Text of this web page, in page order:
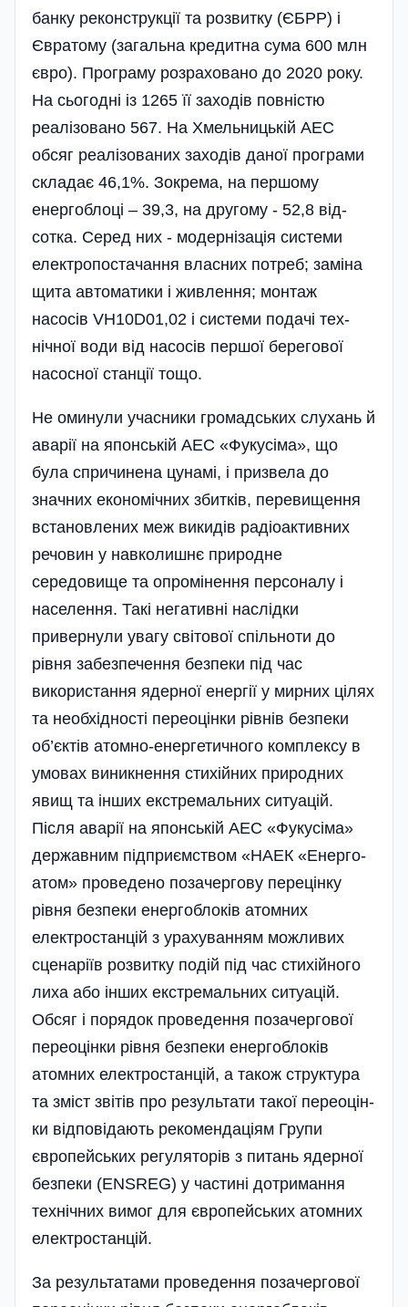
банку реконструкції та розвитку (ЄБРР) і
Євратому (загальна кредитна сума 600 млн
євро). Програму розраховано до 2020 року.
На сьогодні із 1265 її заходів повністю
реалізовано 567. На Хме­ль­ницькій АЕС
обсяг реалізованих заходів даної програми
складає 46,1%. Зокрема, на першому
енерго­блоці – 39,3, на другому - 52,8 від­
сотка. Серед них - модернізація системи
електропостачання власних потреб; заміна
щита автоматики і живлення; монтаж
насосів VH10D01,02 і системи подачі тех­
нічної води від насосів першої берегової
насосної станції тощо.
Не оминули учасники громадських слухань й
аварії на японській АЕС «Фукусіма», що
була спричинена цунамі, і призвела до
значних економічних збитків, перевищення
встановлених меж викидів радіоактивних
речовин у навколишнє природне
середовище та опромінення персоналу i
населення. Такі негатив­ні наслідки
привернули увагу світової спільноти до
рівня забезпечення безпеки під час
використання ядерної енергії у мирних цілях
та необхідності переоцінки рівнів безпеки
об’єктів атомно-енергетичного комплексу в
умовах виникнення стихійних природних
явищ та інших екстремальних ситуа­цій.
Після аварії на японській АЕС «Фукусіма»
державним під­при­єм­ством «НАЕК «Енер­го­
атом» проведено позачергову пере­цінку
рівня безпеки енерго­блоків атомних
електро­станцій з урахуванням можливих
сценаріїв розвитку подій під час стихійного
лиха або інших екстремальних ситуацій.
Обсяг i порядок проведення позачергової
переоцінки рівня безпеки енерго­блоків
атомних електро­станцій, а також структура
та зміст звітів про резуль­тати такої переоцін­
ки відповідають рекомендаціям Групи
європейських регуляторів з питань ядерної
безпеки (ENSREG) у частині дотримання
технічних вимог для європейських атомних
електростанцій.
За результатами проведення позачергової